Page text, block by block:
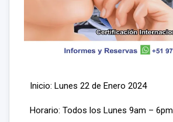
Inicio: Lunes 22 de Enero 2024
Horario: Todos los Lunes 9am – 6pm